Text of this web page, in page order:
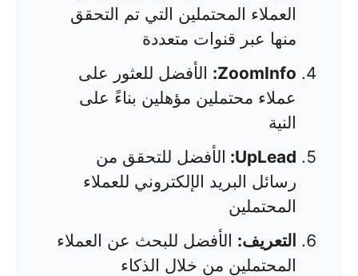
العملاء المحتملين التي تم التحقق
منها عبر قنوات متعددة
ZoomInfo: الأفضل للعثور على
عملاء محتملين مؤهلين بناءً على
النية
UpLead: الأفضل للتحقق من
رسائل البريد الإلكتروني للعملاء
المحتملين
التعريف: الأفضل للبحث عن العملاء
المحتملين من خلال الذكاء